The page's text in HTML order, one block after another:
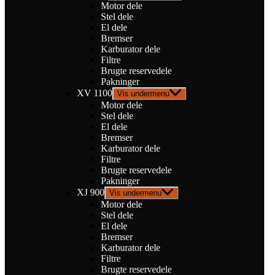
Motor dele
Stel dele
El dele
Bremser
Karburator dele
Filtre
Brugte reservedele
Pakninger
XV 1100 Vis undermenu
Motor dele
Stel dele
El dele
Bremser
Karburator dele
Filtre
Brugte reservedele
Pakninger
XJ 900 Vis undermenu
Motor dele
Stel dele
El dele
Bremser
Karburator dele
Filtre
Brugte reservedele